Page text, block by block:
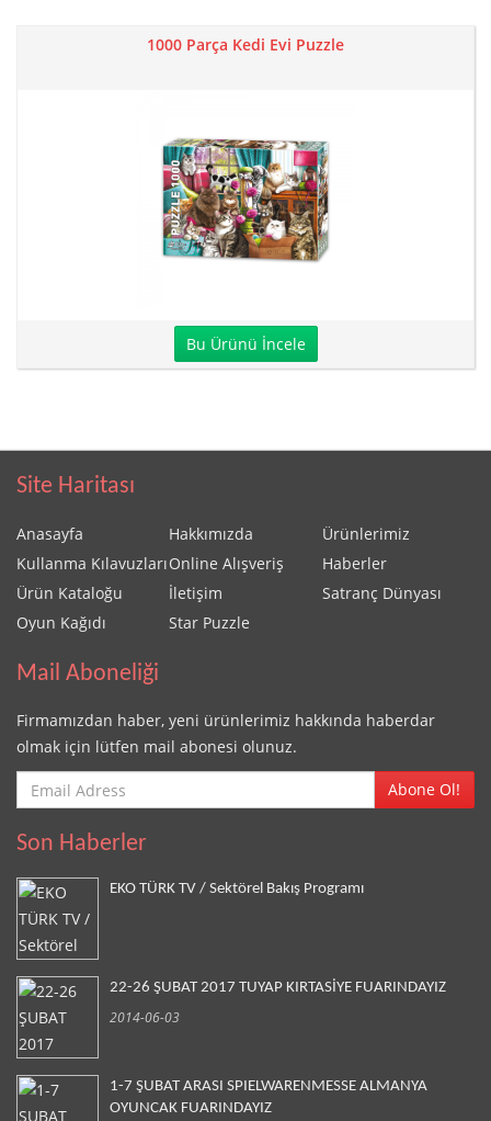
1000 Parça Kedi Evi Puzzle
Bu Ürünü İncele
Site Haritası
Anasayfa Hakkımızda
Ürünlerimiz
Kullanma KılavuzlarıOnline Alışveriş
Haberler
Ürün Kataloğu
İletişim
Satranç Dünyası
Oyun Kağıdı
Star Puzzle
Mail Aboneliği
Firmamızdan haber, yeni ürünlerimiz hakkında haberdar
olmak için lütfen mail abonesi olunuz.
Abone Ol!
Son Haberler
EKO TÜRK TV / Sektörel Bakış Programı
22-26 ŞUBAT 2017 TUYAP KIRTASİYE FUARINDAYIZ
2014-06-03
1-7 ŞUBAT ARASI SPIELWARENMESSE ALMANYA
OYUNCAK FUARINDAYIZ